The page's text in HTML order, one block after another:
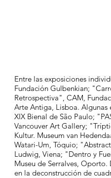
Entre las exposiciones
Fundación Gulbenkian;
Retrospectiva", CAM,
Arte Antiga, Lisboa. Algunas
XIX Bienal de São Paulo;
Vancouver Art Gallery;
Kultur. Museum van
Watari-Um, Tóquio;
Ludwig, Viena; "Dentro y
Museu de Serralves,
en la deconstrucción de